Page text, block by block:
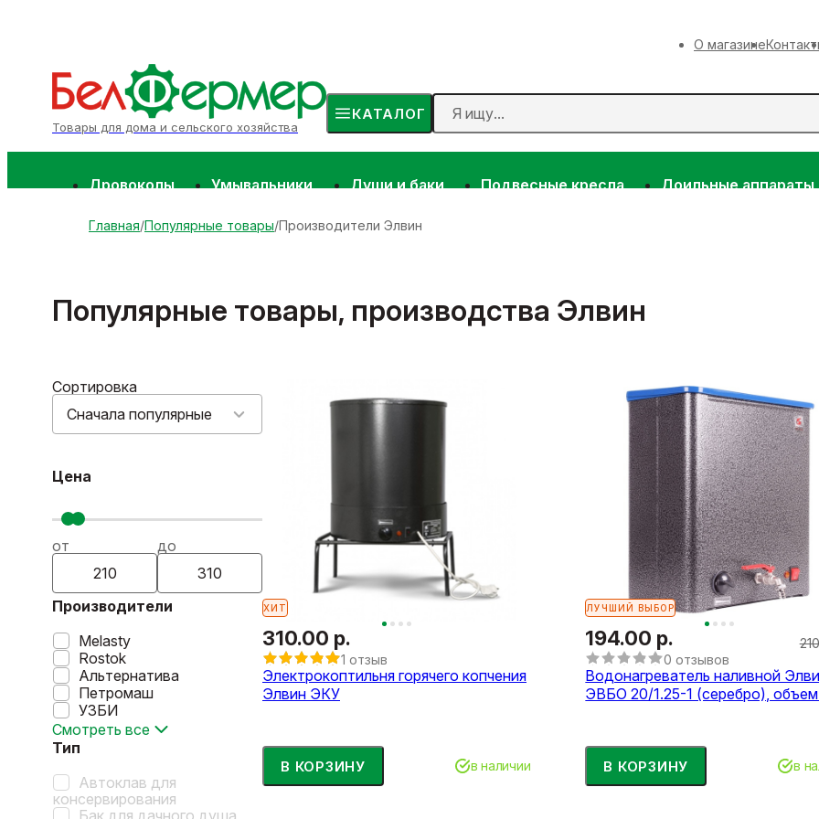
О магазине
Товары для дома и сельского хозяйства
КАТАЛОГ
Дровоколы Умывальники Души и баки Подвесные кресла Доильные аппараты
Главная Популярные товары Производители Элвин
Популярные товары, производства Элвин
Сортировка
Сначала популярные
Цена
от до
Производители
Melasty
Rostok
Альтернатива
Петромаш
УЗБИ
Смотреть все
Тип
Автоклав для
консервирования
ХИТ
310.00 р.
1 отзыв
Электрокоптильня горячего копчения
Элвин ЭКУ
В КОРЗИНУ в наличии
ЛУЧШИЙ ВЫБОР
194.00 р.
0 отзывов
Водонагреватель наливной
ЭВБО 20/1.25-1 (серебро),
В КОРЗИНУ в